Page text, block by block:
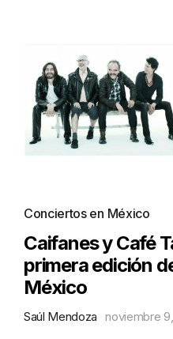
Conciertos en México
Caifanes y Café
primera edición
México
Saúl Mendoza noviembre